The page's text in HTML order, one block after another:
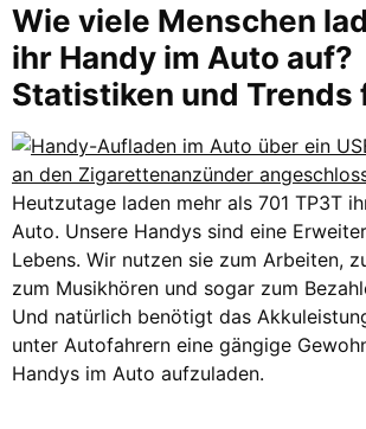
Wie viele Menschen
ihr Handy im Auto auf?
Statistiken und Trends
Heutzutage laden mehr als 701 TP3T
Auto. Unsere Handys sind eine
Lebens. Wir nutzen sie zum Arbeiten,
zum Musikhören und sogar zum
Und natürlich benötigt das
unter Autofahrern eine gängige
Handys im Auto aufzuladen.